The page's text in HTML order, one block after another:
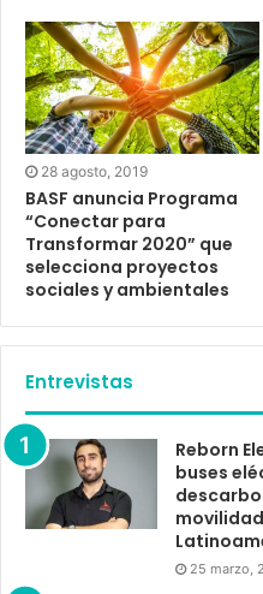
28 agosto, 2019
BASF anuncia Programa
“Conectar para
Transformar 2020” que
selecciona proyectos
sociales y ambientales
Entrevistas
Reborn
buses
25 marzo,